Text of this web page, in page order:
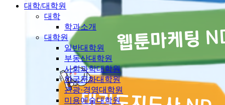
대학/대학원
대학
학과소개
대학원
일반대학원
부동산대학원
사회과학대학원
한국문화대학원
관광·경영대학원
미용예술대학원